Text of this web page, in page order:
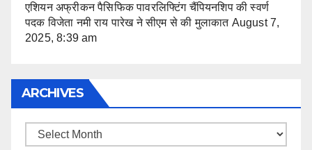
एशियन अफ्रीकन पैसिफिक पावरलिफ्टिंग चैंपियनशिप की स्वर्ण
पदक विजेता नमी राय पारेख ने सीएम से की मुलाकात August 7,
2025, 8:39 am
ARCHIVES
Archives